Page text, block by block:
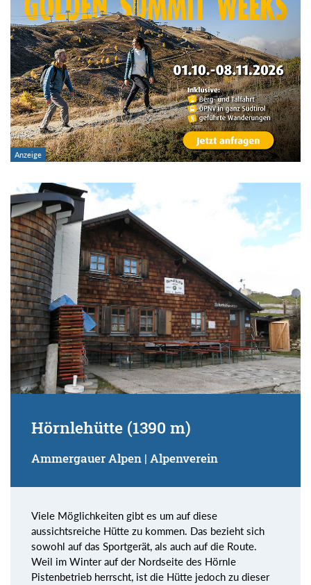
Region:
Gebirge:
Hütten-Typ:
Übernachtung:
Suchbegriff:
Hörnlehütte (1390 m)
Ammergauer Alpen | Alpenverein
Viele Möglichkeiten gibt es um auf diese
aussichtsreiche Hütte zu kommen. Das bezieht sich
sowohl auf das Sportgerät, als auch auf die Route.
Weil im Winter auf der Nordseite des Hörnle
Pistenbetrieb herrscht, ist die Hütte jedoch zu dieser